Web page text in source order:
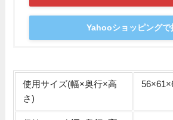
Yahooショッピングで
使用サイズ(幅×奥行×高
さ)